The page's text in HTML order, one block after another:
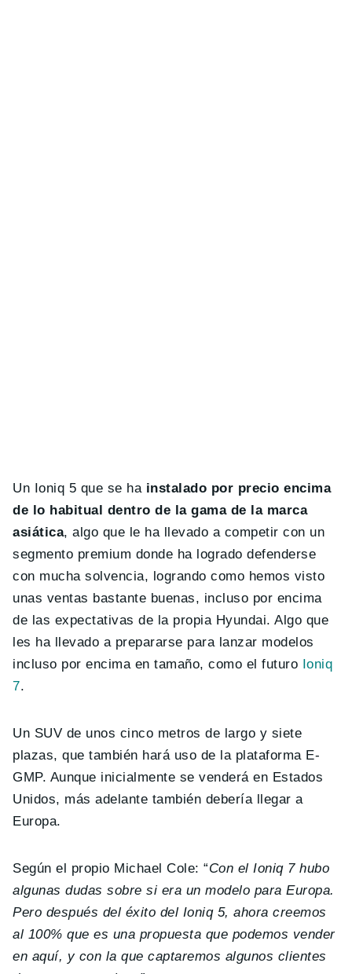
Un Ioniq 5 que se hainstalado por precio encima
de lo habitual dentro de la gama de la marca
asiática, algo que le ha llevado a competir con un
segmento premium donde ha logrado defenderse
con mucha solvencia, logrando como hemos visto
unas ventas bastante buenas, incluso por encima
de las expectativas de la propia Hyundai. Algo que
les ha llevado a prepararse para lanzar modelos
incluso por encima en tamaño, como el futuro Ioniq
7.
Un SUV de unos cinco metros de largo y siete
plazas, que también hará uso de la plataforma E-
GMP. Aunque inicialmente se venderá en Estados
Unidos, más adelante también debería llegar a
Europa.
Según el propio Michael Cole: “Con el Ioniq 7 hubo
algunas dudas sobre si era un modelo para Europa.
Pero después del éxito del Ioniq 5, ahora creemos
al 100% que es una propuesta que podemos vender
en aquí, y con la que captaremos algunos clientes